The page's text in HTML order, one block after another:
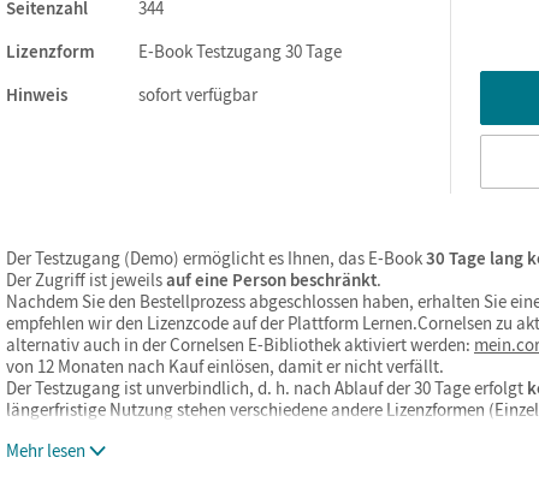
Sie sind seitengenau platziert, damit Sie und Ihre Schüler/-
Sie das Lehren und Lernen zeitsparend und
-Seiten
en contexte-Seiten undMéthodes
Rollenkarten)
Seitenzahl
344
Lizenzform
E-Book Testzugang 30 Tage
Hinweis
sofort verfügbar
Der Testzugang (Demo) ermöglicht es Ihnen, das E-Book30 Tage lang
Der Zugriff ist jeweilsauf eine Person beschränkt.
Nachdem Sie den Bestellprozess abgeschlossen haben, erhalten Sie
empfehlen wir den Lizenzcode auf der Plattform Lernen.Cornelsen zu
alternativ auch in der Cornelsen E-Bibliothek aktiviert werden:
von 12 Monaten nach Kauf einlösen, damit er nicht verfällt.
Der Testzugang ist unverbindlich, d. h. nach Ablauf der 30 Tage erfolgt
längerfristige Nutzung stehen verschiedene andere Lizenzformen
Mehr lesen